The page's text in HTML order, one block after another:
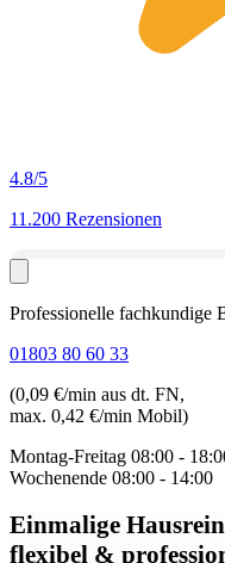
4.8/5
11.200 Rezensionen
Professionelle fachkundige
01803 80 60 33
(0,09 €/min aus dt. FN,
max. 0,42 €/min Mobil)
Montag-Freitag 08:00 -
Wochenende 08:00 - 14:00
Einmalige
flexibel &